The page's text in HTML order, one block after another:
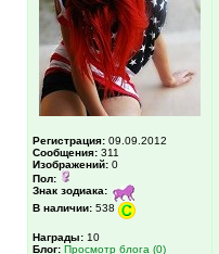
Регистрация: 09.09.2012
Сообщения: 311
Изображений: 0
Пол:
Знак зодиака:
В наличии: 538
Награды: 10
Блог: Просмотр блога (0)